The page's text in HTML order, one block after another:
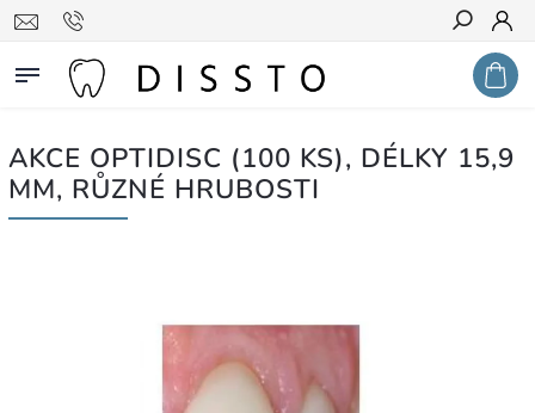
Hledat
AKCE OPTIDISC (100 KS), DÉLKY 15,9
MM, RŮZNÉ HRUBOSTI